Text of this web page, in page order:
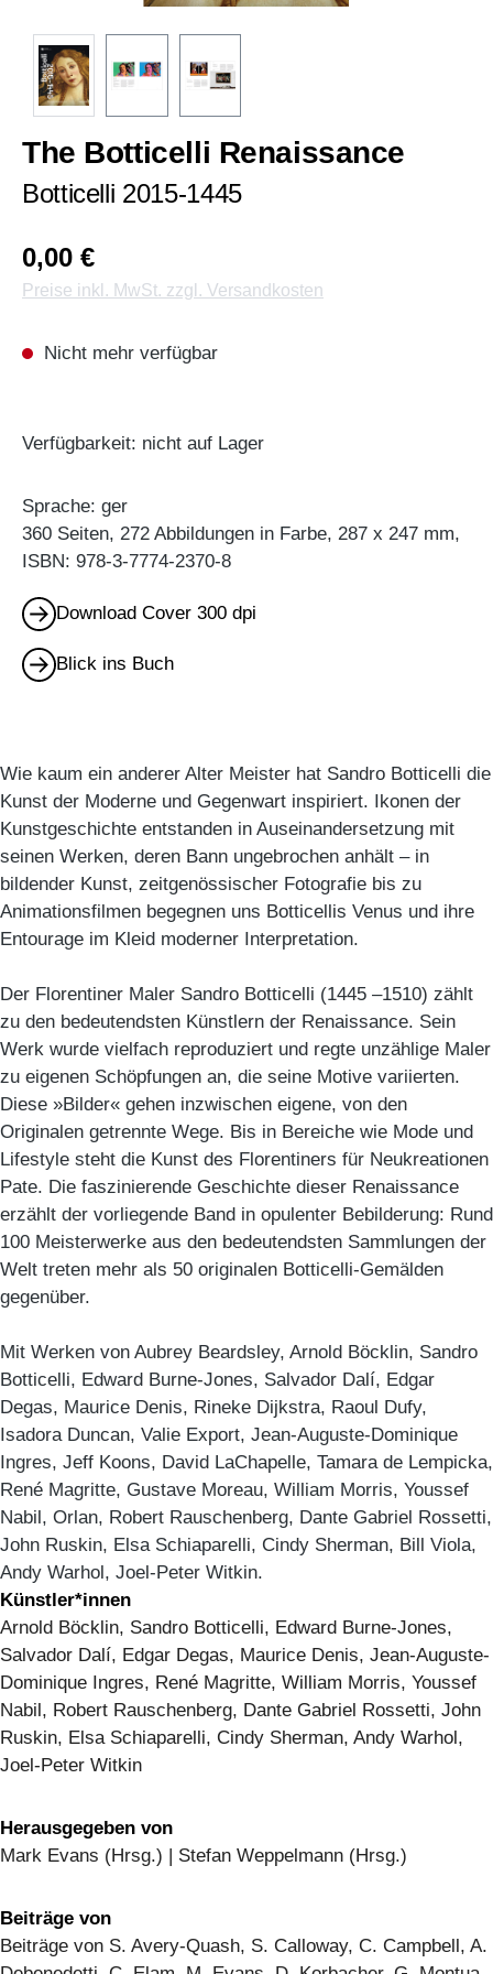
The Botticelli Renaissance
Botticelli 2015-1445
0,00 €
Preise inkl. MwSt. zzgl. Versandkosten
Nicht mehr verfügbar
Verfügbarkeit: nicht auf Lager
Sprache: ger
360 Seiten, 272 Abbildungen in Farbe, 287 x 247 mm,
ISBN: 978-3-7774-2370-8
Download Cover 300 dpi
Blick ins Buch
Wie kaum ein anderer Alter Meister hat Sandro Botticelli die
Kunst der Moderne und Gegenwart inspiriert. Ikonen der
Kunstgeschichte entstanden in Auseinandersetzung mit
seinen Werken, deren Bann ungebrochen anhält – in
bildender Kunst, zeitgenössischer Fotografie bis zu
Animationsfilmen begegnen uns Botticellis Venus und ihre
Entourage im Kleid moderner Interpretation.
Der Florentiner Maler Sandro Botticelli (1445 –1510) zählt
zu den bedeutendsten Künstlern der Renaissance. Sein
Werk wurde vielfach reproduziert und regte unzählige Maler
zu eigenen Schöpfungen an, die seine Motive variierten.
Diese »Bilder« gehen inzwischen eigene, von den
Originalen getrennte Wege. Bis in Bereiche wie Mode und
Lifestyle steht die Kunst des Florentiners für Neukreationen
Pate. Die faszinierende Geschichte dieser Renaissance
erzählt der vorliegende Band in opulenter Bebilderung: Rund
100 Meisterwerke aus den bedeutendsten Sammlungen der
Welt treten mehr als 50 originalen Botticelli-Gemälden
gegenüber.
Mit Werken von Aubrey Beardsley, Arnold Böcklin, Sandro
Botticelli, Edward Burne-Jones, Salvador Dalí, Edgar
Degas, Maurice Denis, Rineke Dijkstra, Raoul Dufy,
Isadora Duncan, Valie Export, Jean-Auguste-Dominique
Ingres, Jeff Koons, David LaChapelle, Tamara de Lempicka,
René Magritte, Gustave Moreau, William Morris, Youssef
Nabil, Orlan, Robert Rauschenberg, Dante Gabriel Rossetti,
John Ruskin, Elsa Schiaparelli, Cindy Sherman, Bill Viola,
Andy Warhol, Joel-Peter Witkin.
Künstler*innen
Arnold Böcklin, Sandro Botticelli, Edward Burne-Jones,
Salvador Dalí, Edgar Degas, Maurice Denis, Jean-Auguste-
Dominique Ingres, René Magritte, William Morris, Youssef
Nabil, Robert Rauschenberg, Dante Gabriel Rossetti, John
Ruskin, Elsa Schiaparelli, Cindy Sherman, Andy Warhol,
Joel-Peter Witkin
Herausgegeben von
Mark Evans (Hrsg.) | Stefan Weppelmann (Hrsg.)
Beiträge von
Beiträge von S. Avery-Quash, S. Calloway, C. Campbell, A.